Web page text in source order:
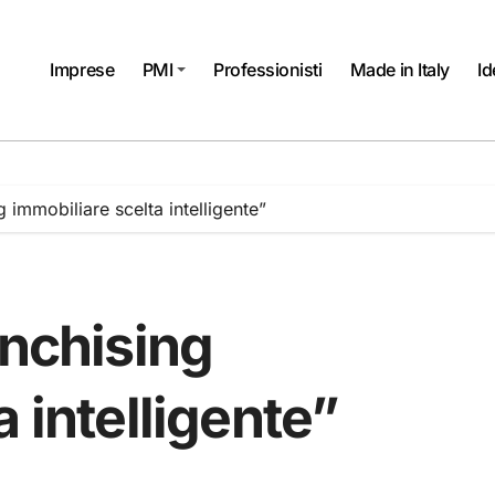
Imprese PMI Professionisti Made in Italy
immobiliare scelta intelligente”
intelligente”